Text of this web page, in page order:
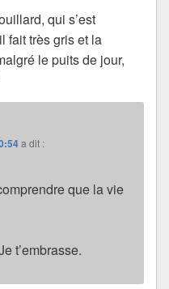
qui s’est
fait très gris et la
le puits de jour,
a dit :
que la vie
t’embrasse.